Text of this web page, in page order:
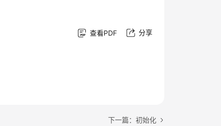
查看PDF 分享
下一篇：初始化